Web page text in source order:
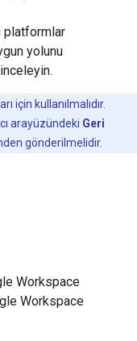
platformlar
yolunu
için kullanılmalıdır.
arayüzündeki Geri
gönderilmelidir.
Workspace
Workspace